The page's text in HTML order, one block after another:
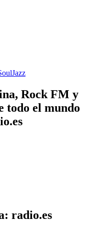
Jazz
Rock FM y
todo el mundo
radio.es